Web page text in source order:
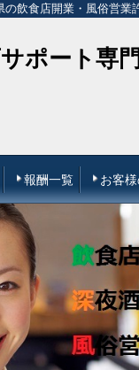
飲食店開業・風俗営業
サポート専門
21番53
報酬一覧 お客